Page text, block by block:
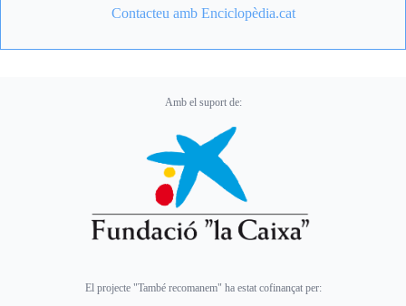
Contacteu amb Enciclopèdia.cat
Amb el suport de:
El projecte "També recomanem" ha estat cofinançat per: